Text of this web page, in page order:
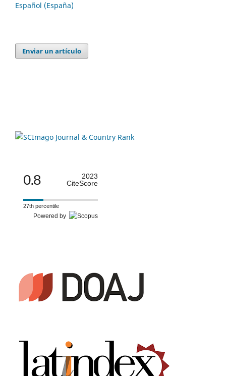
Español (España)
Enviar un artículo
0.8
2023
CiteScore
27th percentile
Powered by